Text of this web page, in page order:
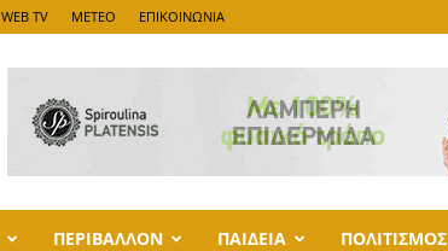
WEB TV METEO ΕΠΙΚΟΙΝΩΝΙΑ
ΠΕΡΙΒΑΛΛΟΝ ΠΑΙΔΕΙΑ ΠΟΛΙΤΙΣΜΟΣ